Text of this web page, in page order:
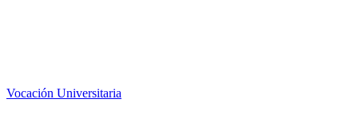
Vocación Universitaria